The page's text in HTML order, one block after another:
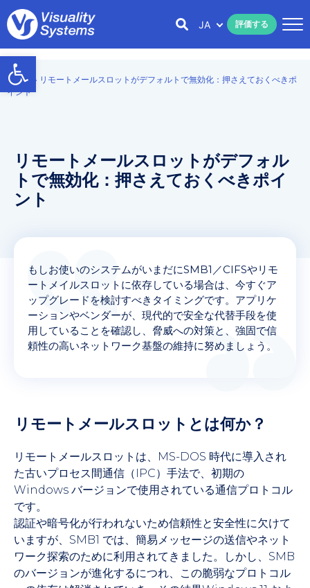
Open toolbar
評価する
JA
Home » リモートメールスロットがデフォルトで無効化：押さえておくべきポ
イント
リモートメールスロットがデフォル
トで無効化：押さえておくべきポイ
ント
もしお使いのシステムがいまだにSMB1／CIFSやリモ
ートメイルスロットに依存している場合は、今すぐア
ップグレードを検討すべきタイミングです。アプリケ
ーションやベンダーが、現代的で安全な代替手段を使
用していることを確認し、脅威への対策と、強固で信
頼性の高いネットワーク基盤の維持に努めましょう。
リモートメールスロットとは何か？
リモートメールスロットは、MS-DOS 時代に導入され
た古いプロセス間通信（IPC）手法で、初期の
Windows バージョンで使用されている通信プロトコル
です。
認証や暗号化が行われないため信頼性と安全性に欠けて
いますが、SMB1 では、簡易メッセージの送信やネット
ワーク探索のために利用されてきました。しかし、SMB
のバージョンが進化するにつれ、この脆弱なプロトコル